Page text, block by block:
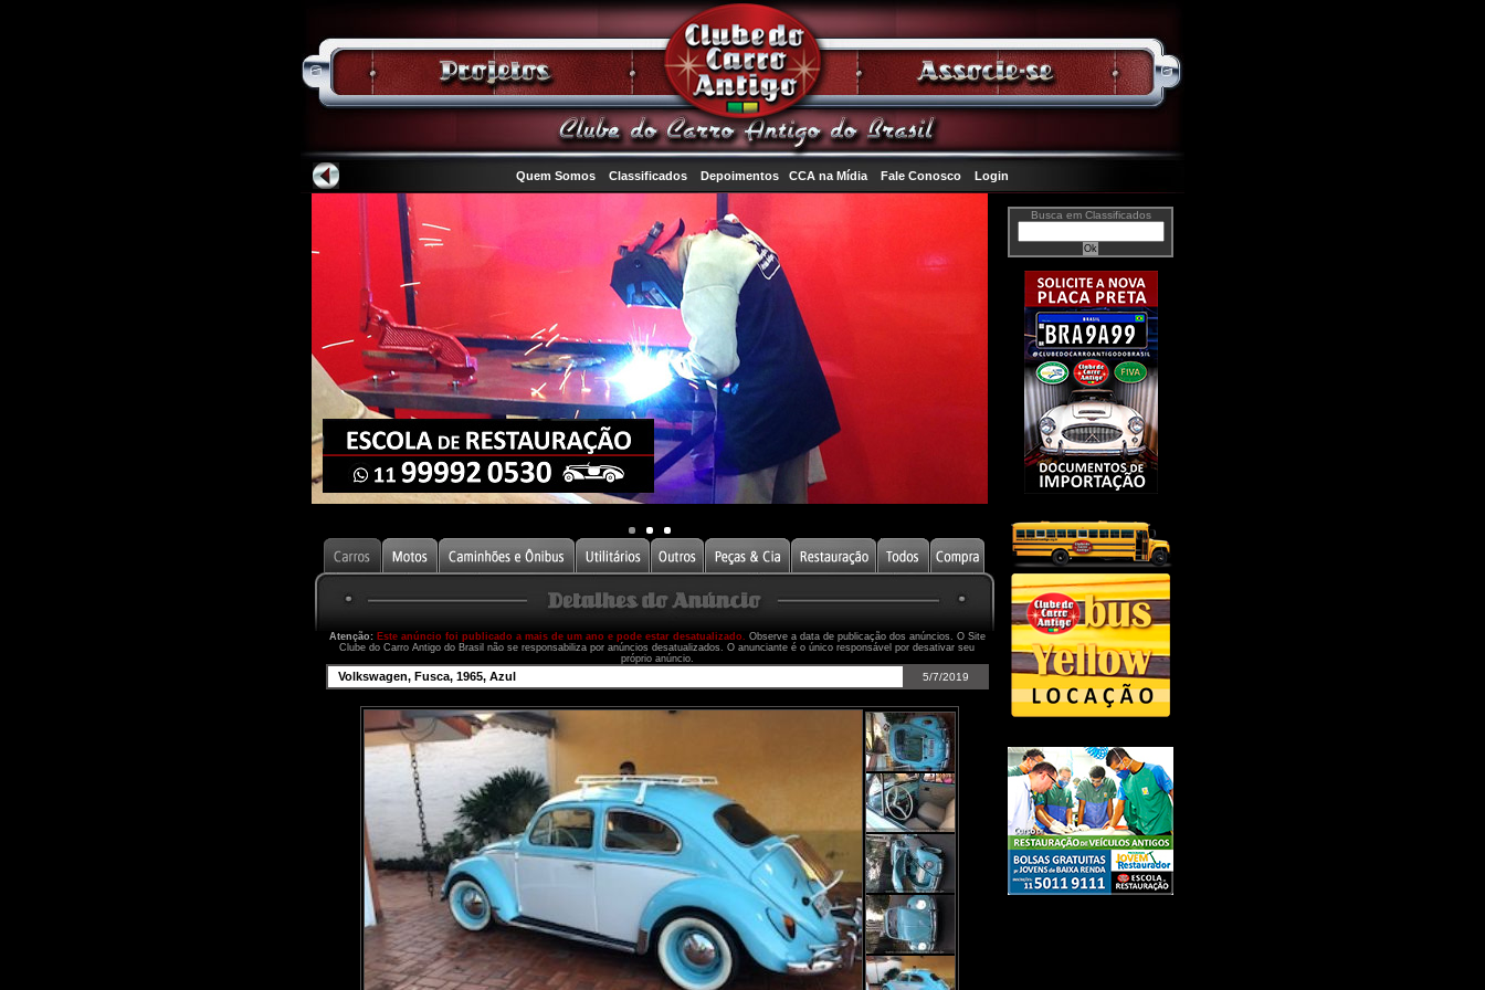
Quem Somos Classificados Depoimentos CCA na Mídia Fale Conosco Login
Atenção: Este anúncio foi publicado a mais de um ano e pode estar desatualizado. Observe a data de publicação dos anúncios. O Site
Clube do Carro Antigo do Brasil não se responsabiliza por anúncios desatualizados. O anunciante é o único responsável por desativar seu
próprio anúncio.
Volkswagen, Fusca, 1965, Azul 5/7/2019
Busca em Classificados